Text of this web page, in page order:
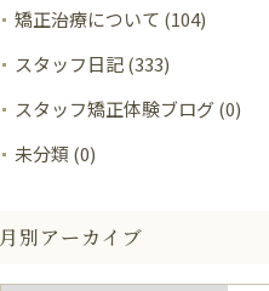
矯正治療について (104)
スタッフ日記 (333)
スタッフ矯正体験ブログ (0)
未分類 (0)
月別アーカイブ